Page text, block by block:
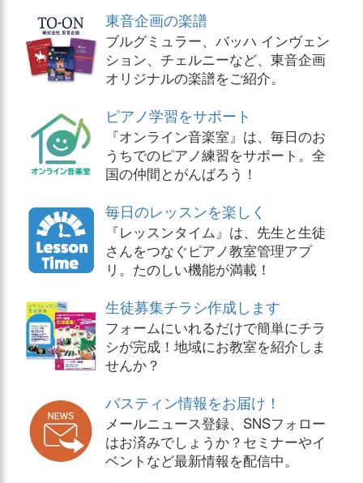
東音企画の楽譜
ブルグミュラー、バッハ インヴェン
ション、チェルニーなど、東音企画
オリジナルの楽譜をご紹介。
ピアノ学習をサポート
『オンライン音楽室』は、毎日のお
うちでのピアノ練習をサポート。全
国の仲間とがんばろう！
毎日のレッスンを楽しく
『レッスンタイム』は、先生と生徒
さんをつなぐピアノ教室管理アプ
リ。たのしい機能が満載！
生徒募集チラシ作成します
フォームにいれるだけで簡単にチラ
シが完成！地域にお教室を紹介しま
せんか？
バスティン情報をお届け！
メールニュース登録、SNSフォロー
はお済みでしょうか？セミナーやイ
ベントなど最新情報を配信中。